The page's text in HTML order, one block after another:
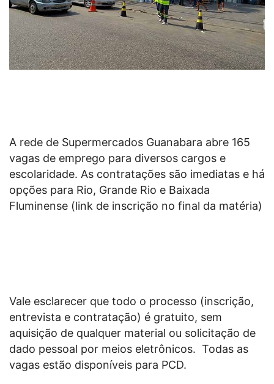
A rede de Supermercados Guanabara abre 165
vagas de emprego para diversos cargos e
escolaridade. As contratações são imediatas e há
opções para Rio, Grande Rio e Baixada
Fluminense (link de inscrição no final da matéria)
Vale esclarecer que todo o processo (inscrição,
entrevista e contratação) é gratuito, sem
aquisição de qualquer material ou solicitação de
dado pessoal por meios eletrônicos. Todas as
vagas estão disponíveis para PCD.